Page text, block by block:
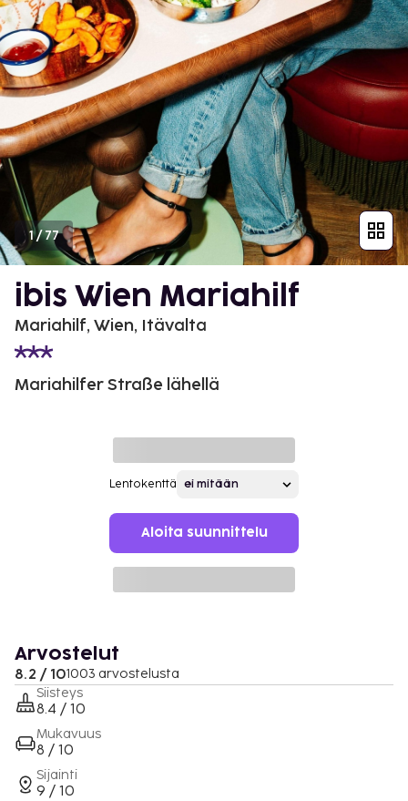
1/77
ibis Wien Mariahilf
Mariahilf, Wien, Itävalta
Mariahilfer Straße lähellä
Lentokenttä
Aloita suunnittelu
Arvostelut
8.2 / 101003 arvostelusta
Siisteys
8.4 / 10
Mukavuus
8 / 10
Sijainti
9 / 10